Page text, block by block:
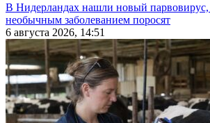
В Нидерландах нашли новый парвовирус,
необычным заболеванием поросят
6 августа 2026, 14:51